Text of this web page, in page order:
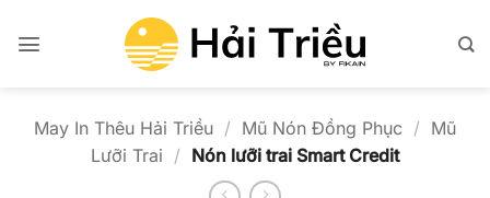
qua
May In Thêu Hải Triều / Mũ Nón Đồng Phục / Mũ
Lưỡi Trai / Nón lưỡi trai Smart Credit